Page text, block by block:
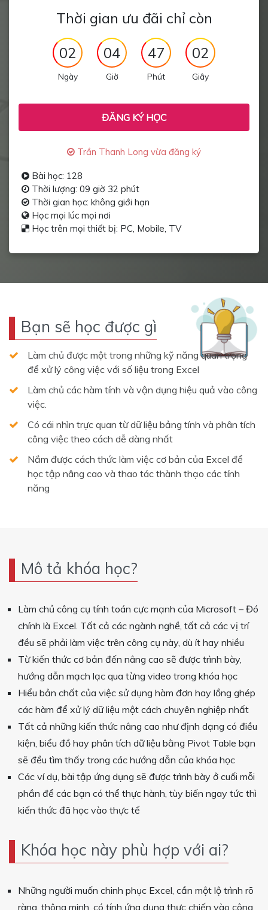
Thời gian ưu đãi chỉ còn
02
Ngày
04
Giờ
47
Phút
01
Giây
ĐĂNG KÝ HỌC
Trần Thanh Long vừa đăng ký
Bài học: 128
Thời lượng: 09 giờ 32 phút
Thời gian học: không giới hạn
Học mọi lúc mọi nơi
Học trên mọi thiết bị: PC, Mobile, TV
Bạn sẽ học được gì
Làm chủ được một trong những kỹ năng quan trọng
để xử lý công việc với số liệu trong Excel
Làm chủ các hàm tính và vận dụng hiệu quả vào công
việc.
Có cái nhìn trực quan từ dữ liệu bảng tính và phân tích
công việc theo cách dễ dàng nhất
Nắm được cách thức làm việc cơ bản của Excel để
học tập nâng cao và thao tác thành thạo các tính
năng
Mô tả khóa học?
Làm chủ công cụ tính toán cực mạnh của Microsoft – Đó
chính là Excel. Tất cả các ngành nghề, tất cả các vị trí
đều sẽ phải làm việc trên công cụ này, dù ít hay nhiều
Từ kiến thức cơ bản đến nâng cao sẽ được trình bày,
hướng dẫn mạch lạc qua từng video trong khóa học
Hiểu bản chất của việc sử dụng hàm đơn hay lồng ghép
các hàm để xử lý dữ liệu một cách chuyên nghiệp nhất
Tất cả những kiến thức nâng cao như định dạng có điều
kiện, biểu đồ hay phân tích dữ liệu bằng Pivot Table bạn
sẽ đều tìm thấy trong các hướng dẫn của khóa học
Các ví dụ, bài tập ứng dụng sẽ được trình bày ở cuối mỗi
phần để các bạn có thể thực hành, tùy biến ngay tức thì
kiến thức đã học vào thực tế
Khóa học này phù hợp với ai?
Những người muốn chinh phục Excel, cần một lộ trình rõ
ràng, thông minh, có tính ứng dụng thực chiến vào công